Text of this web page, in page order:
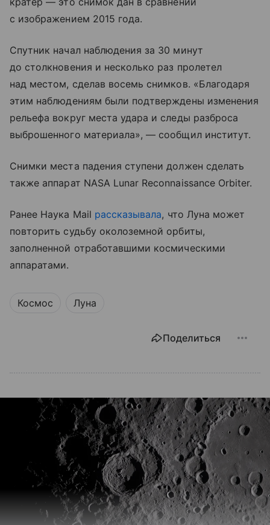
с изображением 2015 года.
Спутник начал наблюдения за 30 минут
до столкновения и несколько раз пролетел
над местом, сделав восемь снимков. «Благодаря
этим наблюдениям были подтверждены изменения
рельефа вокруг места удара и следы разброса
выброшенного материала», — сообщил институт.
Снимки места падения ступени должен сделать
также аппарат NASA Lunar Reconnaissance Orbiter.
Ранее Наука Mail рассказывала, что Луна может
повторить судьбу околоземной орбиты,
заполненной отработавшими космическими
аппаратами.
Космос Луна
Поделиться